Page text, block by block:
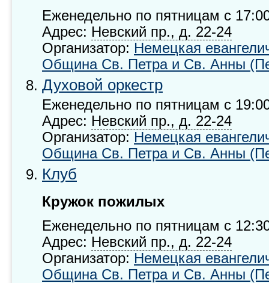
Еженедельно по пятницам с
Адрес: Невский пр., д. 22-24
Организатор: Немецкая
Община Св. Петра и Св. Анны
Духовой оркестр
Еженедельно по пятницам с
Адрес: Невский пр., д. 22-24
Организатор: Немецкая
Община Св. Петра и Св. Анны
Клуб
Кружок пожилых
Еженедельно по пятницам с
Адрес: Невский пр., д. 22-24
Организатор: Немецкая
Община Св. Петра и Св. Анны